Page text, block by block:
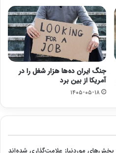
جنگ ایران ده‌ها هزار شغل را در
آمریکا از بین برد
۱۴۰۵-۰۵-۱۸
بخش‌های موردنیاز علامت‌گذاری شده‌اند